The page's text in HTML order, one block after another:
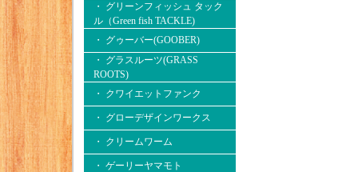
・ グリーンフィッシュ タック
ル（Green fish TACKLE)
・ グゥーバー(GOOBER)
・ グラスルーツ(GRASS
ROOTS)
・ クワイエットファンク
・ グローデザインワークス
・ クリームワーム
・ ゲーリーヤマモト